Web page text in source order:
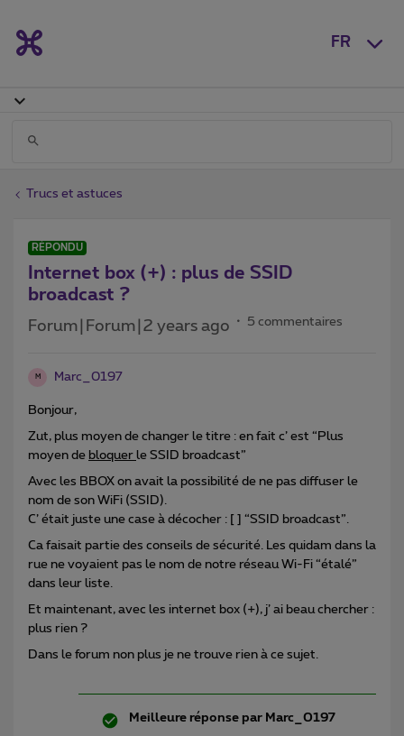
FR
Trucs et astuces
RÉPONDU
Internet box (+) : plus de SSID
broadcast ?
Forum|Forum|2 years ago 5 commentaires
M Marc_0197
Bonjour,
Zut, plus moyen de changer le titre : en fait c’ est “Plus
moyen de bloquer le SSID broadcast”
Avec les BBOX on avait la possibilité de ne pas diffuser le
nom de son WiFi (SSID).
C’ était juste une case à décocher : [ ] “SSID broadcast”.
Ca faisait partie des conseils de sécurité. Les quidam dans la
rue ne voyaient pas le nom de notre réseau Wi-Fi “étalé”
dans leur liste.
Et maintenant, avec les internet box (+), j’ ai beau chercher :
plus rien ?
Dans le forum non plus je ne trouve rien à ce sujet.
Meilleure réponse par Marc_0197